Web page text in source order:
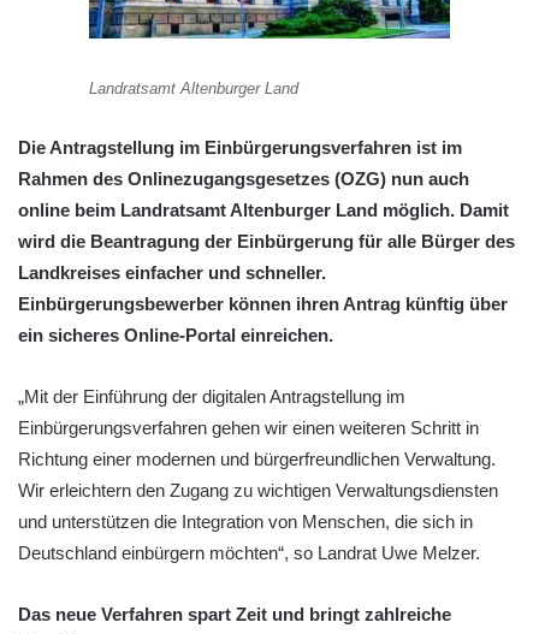
Landratsamt Altenburger Land
Die Antragstellung im Einbürgerungsverfahren ist im
Rahmen des Onlinezugangsgesetzes (OZG) nun auch
online beim Landratsamt Altenburger Land möglich. Damit
wird die Beantragung der Einbürgerung für alle Bürger des
Landkreises einfacher und schneller.
Einbürgerungsbewerber können ihren Antrag künftig über
ein sicheres Online-Portal einreichen.
„Mit der Einführung der digitalen Antragstellung im
Einbürgerungsverfahren gehen wir einen weiteren Schritt in
Richtung einer modernen und bürgerfreundlichen Verwaltung.
Wir erleichtern den Zugang zu wichtigen Verwaltungsdiensten
und unterstützen die Integration von Menschen, die sich in
Deutschland einbürgern möchten“, so Landrat Uwe Melzer.
Das neue Verfahren spart Zeit und bringt zahlreiche